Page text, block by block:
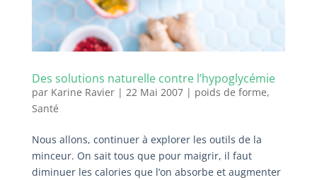
Des solutions naturelle contre l’hypoglycémie
par Karine Ravier| 22 Mai 2007| poids de forme,
Santé
Nous allons, continuer à explorer les outils de la
minceur. On sait tous que pour maigrir, il faut
diminuer les calories que l’on absorbe et augmenter